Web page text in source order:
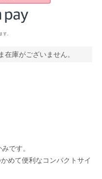
す。
在庫がございません。
です。
めて便利なコンパクトサイ